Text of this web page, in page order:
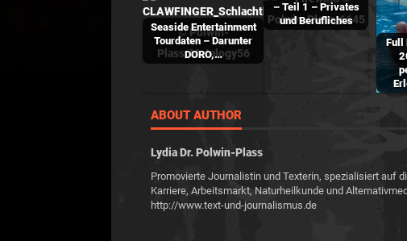
Seaside Entertainment
Tourdaten – Darunter
DORO,…
– Teil 1 – Privates
und Berufliches
Full
ABOUT AUTHOR
Lydia Dr. Polwin-Plass
Promovierte Journalistin und Texterin, spezialisiert auf
Karriere, Arbeitsmarkt, Naturheilkunde und
http://www.text-und-journalismus.de